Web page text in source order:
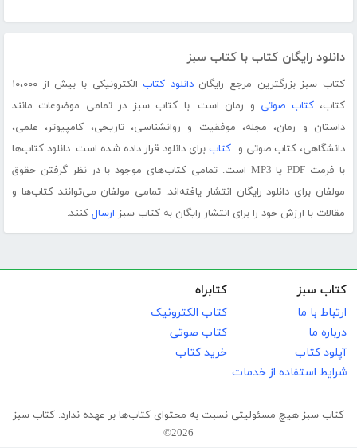
دانلود رایگان کتاب با کتاب سبز
کتاب سبز بزرگترین مرجع رایگاندانلود کتاب
الکترونیکی با بیش از ۱۰،۰۰۰
کتاب،کتاب صوتی و رمان است. با کتاب سبز در تمامی موضوعات مانند
داستان و رمان، مجله، موفقیت و روانشناسی، تاریخی، کامپیوتر، علمی،
دانشگاهی، کتاب صوتی و...کتاب برای دانلود قرار داده شده است. دانلود کتاب‌ها
با فرمت PDF یا MP3 است. تمامی کتاب‌های موجود با در نظر گرفتن حقوق
مولفان برای دانلود رایگان انتشار یافته‌اند. تمامی مولفان می‌توانند کتاب‌ها و
مقالات با ارزش خود را برای انتشار رایگان به کتاب سبز ارسال کنند.
کتاب سبز
ارتباط با ما
درباره ما
آپلود کتاب
شرایط استفاده از خدمات
کتابراه
کتاب الکترونیک
کتاب صوتی
خرید کتاب
کتاب سبز هیچ مسئولیتی نسبت به محتوای کتاب‌ها بر عهده ندارد. کتاب سبز
2026©